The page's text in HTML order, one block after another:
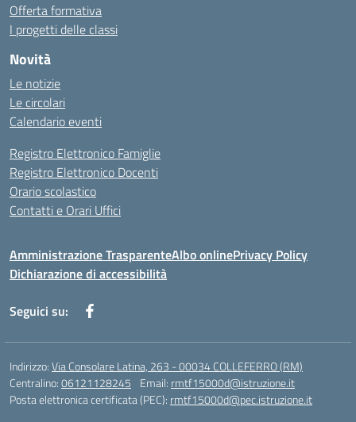
Offerta formativa
I progetti delle classi
Novità
Le notizie
Le circolari
Calendario eventi
Registro Elettronico Famiglie
Registro Elettronico Docenti
Orario scolastico
Contatti e Orari Uffici
Amministrazione TrasparenteAlbo onlinePrivacy Policy
Dichiarazione di accessibilità
Seguici su:
Indirizzo:Via Consolare Latina, 263 - 00034 COLLEFERRO (RM)
Centralino:06121128245 Email: rmtf15000d@istruzione.it
Posta elettronica certificata (PEC): rmtf15000d@pec.istruzione.it